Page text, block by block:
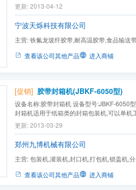
更新: 2013-04-12
宁波天烁科技有限公司
主营:铁氟龙玻纤胶带,耐高温胶带,食品输送
查看该公司其他产品 进入商铺
[促销] 胶带封箱机(JBKF-6050型)
设备名称:胶带封箱机 设备型号:JBKF-6050
封箱机适用于纸箱类的封箱包装机,可以单机
线配套使用,该设备应用比较广泛,适用于只
行业,制冷空调行业,陶瓷行业,家电行业,等等
封口,经济实惠操作方便完成,容易调整,一次
更新: 2013-03-29
郑州九博机械有限公司
主营:包装机,灌装机,封口机,打包机,锁盖机,
查看该公司其他产品
进入商铺